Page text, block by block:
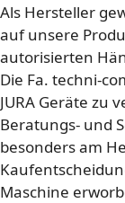
Als Hersteller
auf unsere
autorisierten
Die Fa. techni-
JURA Geräte zu
Beratungs- und
besonders am
Maschine